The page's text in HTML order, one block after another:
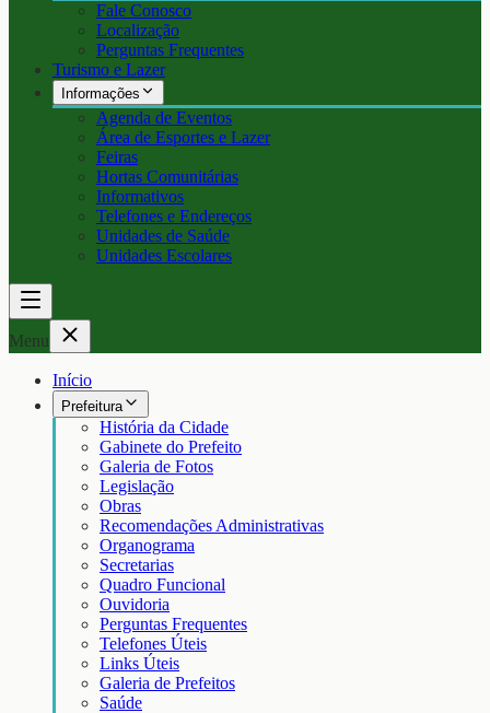
Fale Conosco
Localização
Perguntas Frequentes
Turismo e Lazer
Informações
Agenda de Eventos
Área de Esportes e Lazer
Feiras
Hortas Comunitárias
Informativos
Telefones e Endereços
Unidades de Saúde
Unidades Escolares
Menu
Início
Prefeitura
História da Cidade
Gabinete do Prefeito
Galeria de Fotos
Legislação
Obras
Recomendações Administrativas
Organograma
Secretarias
Quadro Funcional
Ouvidoria
Perguntas Frequentes
Telefones Úteis
Links Úteis
Galeria de Prefeitos
Saúde